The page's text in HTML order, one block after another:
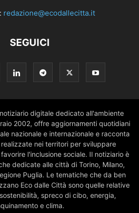
redazione@ecodallecitta.it
SEGUICI
digitale dedicato all'ambiente
2002, offre aggiornamenti quotidiani
nazionale e internazionale e racconta
nei territori per sviluppare
l'inclusione sociale. Il notiziario è
dedicate alle città di Torino, Milano,
Puglia. Le tematiche che da ben
Eco dalle Città sono quelle relative
spreco di cibo, energia,
e clima.